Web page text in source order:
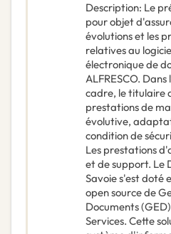
Description: Le
pour objet
évolutions et les
relatives au
électronique de
ALFRESCO.
cadre, le titulaire
prestations de
évolutive,
condition de
Les prestations
et de support. Le
Savoie s'est doté
open source de
Documents
Services. Cette